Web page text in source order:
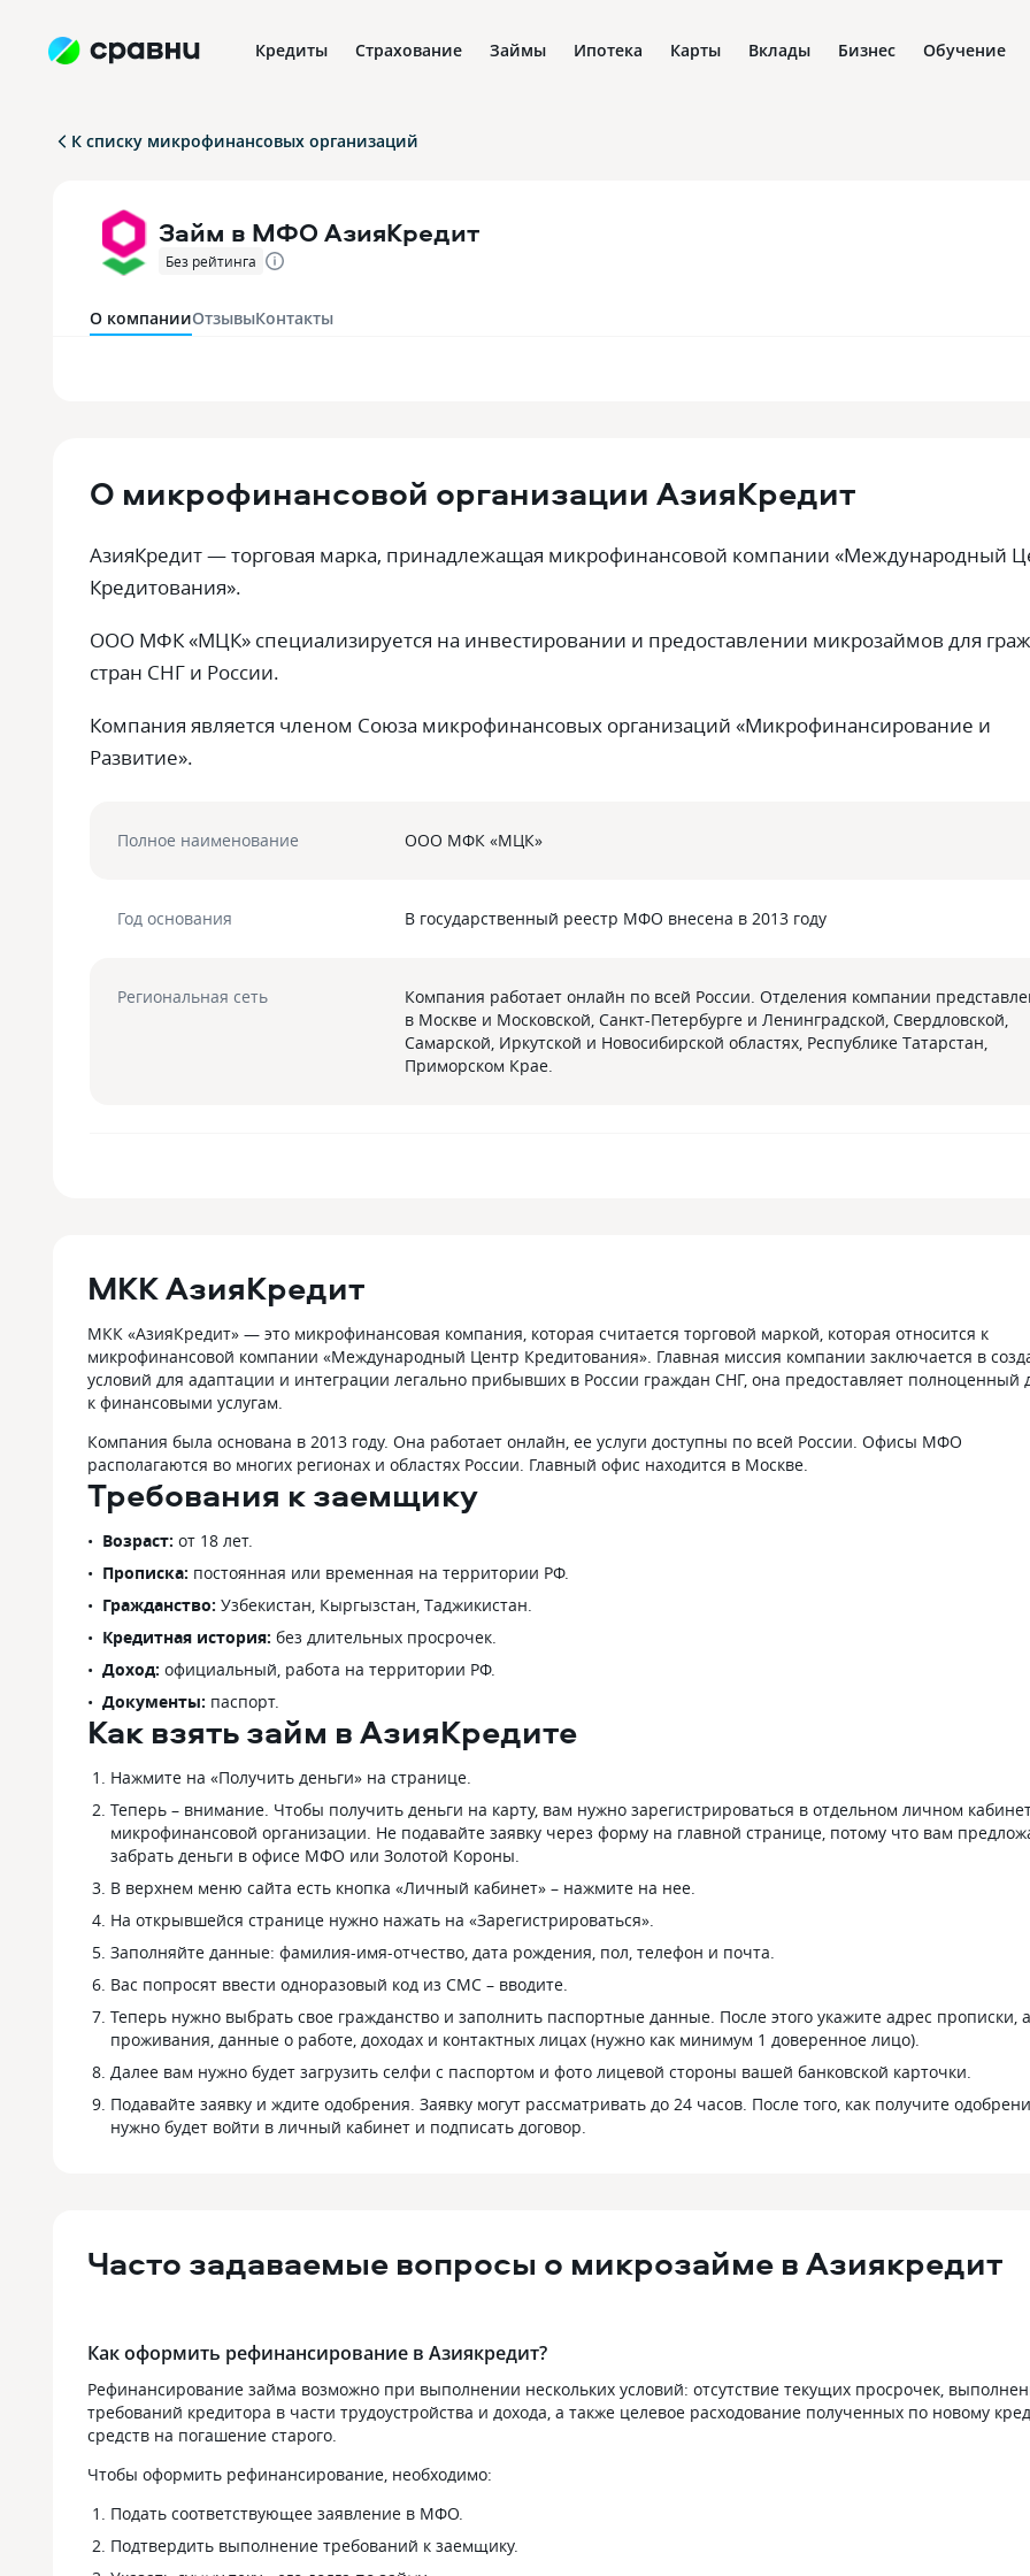
Кредиты Страхование Займы Ипотека Карты Вклады Бизнес Обучение
К списку микрофинансовых организаций
Займ в МФО АзияКредит
Без рейтинга
О компанииОтзывыКонтакты
О микрофинансовой организации АзияКредит
АзияКредит — торговая марка, принадлежащая микрофинансовой компании «Международный
Кредитования».
ООО МФК «МЦК» специализируется на инвестировании и предоставлении микрозаймов для
стран СНГ и России.
Компания является членом Союза микрофинансовых организаций «Микрофинансирование и
Развитие».
Полное наименование ООО МФК «МЦК»
Год основания В государственный реестр МФО внесена в 2013 году
Региональная сеть
Компания работает онлайн по всей России. Отделения компании
в Москве и Московской, Санкт-Петербурге и Ленинградской, Свердловской,
Самарской, Иркутской и Новосибирской областях, Республике Татарстан,
Приморском Крае.
МКК АзияКредит
МКК «АзияКредит» — это микрофинансовая компания, которая считается торговой маркой, которая относится к
микрофинансовой компании «Международный Центр Кредитования». Главная миссия компании заключается в
условий для адаптации и интеграции легально прибывших в России граждан СНГ, она предоставляет полноценный
к финансовыми услугам.
Компания была основана в 2013 году. Она работает онлайн, ее услуги доступны по всей России. Офисы МФО
располагаются во многих регионах и областях России. Главный офис находится в Москве.
Требования к заемщику
Возраст: от 18 лет.
Прописка: постоянная или временная на территории РФ.
Гражданство: Узбекистан, Кыргызстан, Таджикистан.
Кредитная история: без длительных просрочек.
Доход: официальный, работа на территории РФ.
Документы: паспорт.
Как взять займ в АзияКредите
Нажмите на «Получить деньги» на странице.
Теперь – внимание. Чтобы получить деньги на карту, вам нужно зарегистрироваться в отдельном личном
микрофинансовой организации. Не подавайте заявку через форму на главной странице, потому что вам
забрать деньги в офисе МФО или Золотой Короны.
В верхнем меню сайта есть кнопка «Личный кабинет» – нажмите на нее.
На открывшейся странице нужно нажать на «Зарегистрироваться».
Заполняйте данные: фамилия-имя-отчество, дата рождения, пол, телефон и почта.
Вас попросят ввести одноразовый код из СМС – вводите.
Теперь нужно выбрать свое гражданство и заполнить паспортные данные. После этого укажите адрес прописки,
проживания, данные о работе, доходах и контактных лицах (нужно как минимум 1 доверенное лицо).
Далее вам нужно будет загрузить селфи с паспортом и фото лицевой стороны вашей банковской карточки.
Подавайте заявку и ждите одобрения. Заявку могут рассматривать до 24 часов. После того, как получите
нужно будет войти в личный кабинет и подписать договор.
Часто задаваемые вопросы о микрозайме в Азиякредит
Как оформить рефинансирование в Азиякредит?
Рефинансирование займа возможно при выполнении нескольких условий: отсутствие текущих просрочек,
требований кредитора в части трудоустройства и дохода, а также целевое расходование полученных по новому
средств на погашение старого.
Чтобы оформить рефинансирование, необходимо:
Подать соответствующее заявление в МФО.
Подтвердить выполнение требований к заемщику.